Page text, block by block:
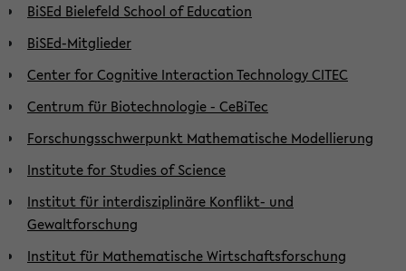
BiSEd Bielefeld School of Education
BiSEd-Mitglieder
Center for Cognitive Interaction Technology CITEC
Centrum für Biotechnologie - CeBiTec
Forschungsschwerpunkt Mathematische Modellierung
Institute for Studies of Science
Institut für interdisziplinäre Konflikt- und
Gewaltforschung
Institut für Mathematische Wirtschaftsforschung